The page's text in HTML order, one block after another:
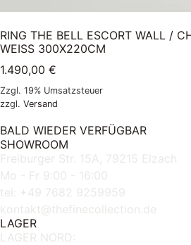
RING THE BELL ESCORT WALL /
WEISS 300X220CM
1.490,00 €
Zzgl. 19% Umsatzsteuer
zzgl. Versand
BALD WIEDER VERFÜGBAR
SHOWROOM
Freiburger Str. 15A, 79215 Elzach
Mo - Fr 9:00 - 16:00
tel: +49 7682 9259959
kontakt@thefinecollection.de
LAGER
LAGER NORD: